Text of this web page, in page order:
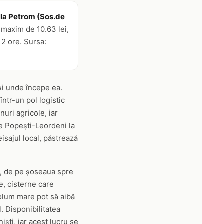
Petrom (Sos.de
de 10.63 lei,
ore. Sursa:
unde începe ea.
un pol logistic
agricole, iar
Popești-Leordeni la
local, păstrează
pe șoseaua spre
cisterne care
mare pot să aibă
Disponibilitatea
iar acest lucru se